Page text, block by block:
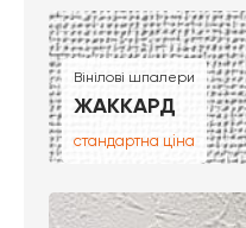
Вінілові шпалери
ЖАККАРД
стандартна ціна